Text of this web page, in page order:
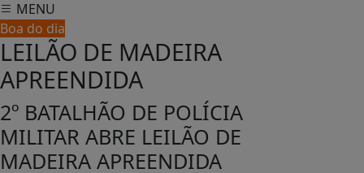
MENU
Boa do dia
LEILÃO DE MADEIRA
APREENDIDA
2º BATALHÃO DE POLÍCIA
MILITAR ABRE LEILÃO DE
MADEIRA APREENDIDA